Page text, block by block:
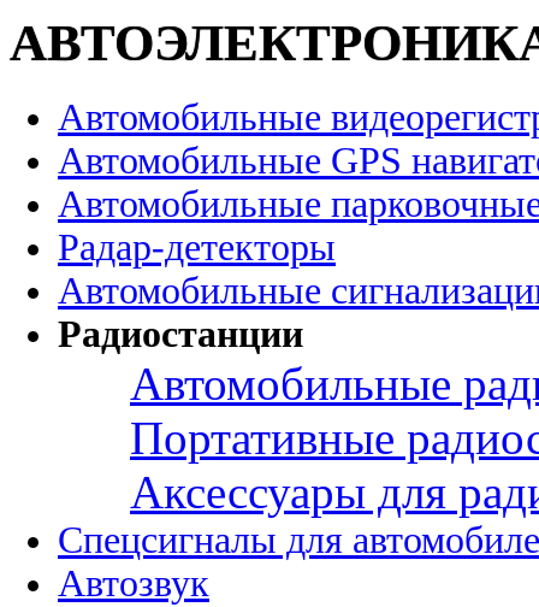
Автомобильные
Автомобильные GPS
Автомобильные
Радар-детекторы
Автомобильные
Радиостанции
Автомобильные
Портативные
Аксессуары для
Спецсигналы для
Автозвук